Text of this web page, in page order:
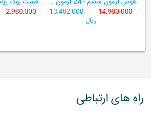
14,980,000
13,482,000
ریال
2,980,000
راه های ارتباطی